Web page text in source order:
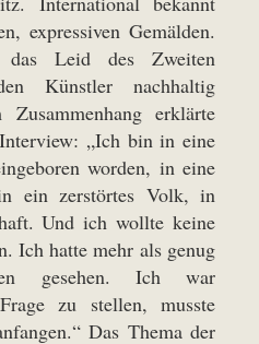
expressiven Gemälden.
Leid des Zweiten
Künstler nachhaltig
erklärte
„Ich bin in eine
worden, in eine
ein zerstörtes Volk, in
Und ich wollte keine
Ich hatte mehr als genug
gesehen. Ich war
zu stellen, musste
Das Thema der